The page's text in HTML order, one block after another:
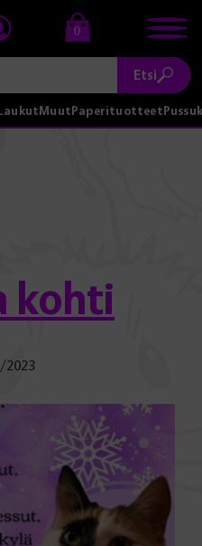
0
Etsi
MuutPaperituotteet
kohti
2023